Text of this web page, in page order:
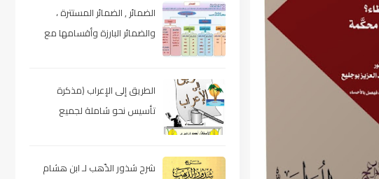
الضمائر , الضمائر المستترة ،
والضمائر البارزة وأقسامها مع
الطريق إلى الإعراب (مذكرة
تأسيس نحو شاملة لجميع
شرح شذور الذّهب لـ ابن هشام